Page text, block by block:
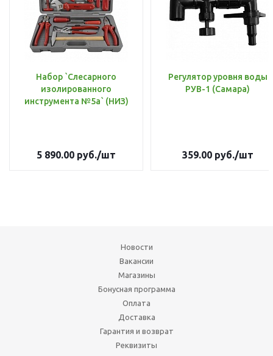
Набор `Слесарного
изолированного
инструмента №5а` (НИЗ)
5 890.00 руб./шт
Регулятор уровня воды
РУВ-1 (Самара)
359.00руб./шт
Новости
Вакансии
Магазины
Бонусная программа
Оплата
Доставка
Гарантия и возврат
Реквизиты